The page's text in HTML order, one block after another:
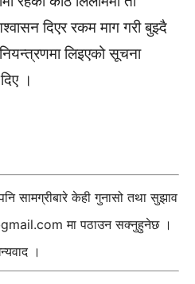
दिएर रकम माग गरी बुझ्दै
लिइएको सूचना
।
सामग्रीबारे केही गुनासो तथा सुझाव
मा पठाउन सक्नुहुनेछ ।
।